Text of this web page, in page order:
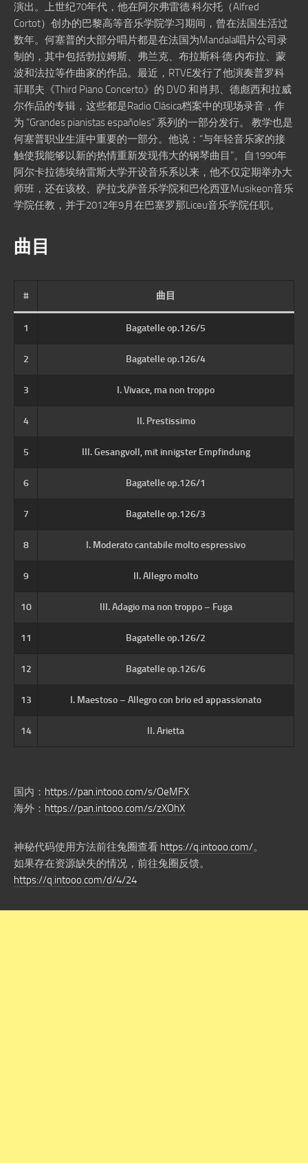
演出。上世纪70年代，他在阿尔弗雷德·科尔托（Alfred
Cortot）创办的巴黎高等音乐学院学习期间，曾在法国生活过
数年。何塞普的大部分唱片都是在法国为Mandala唱片公司录
制的，其中包括勃拉姆斯、弗兰克、布拉斯科·德·内布拉、蒙
波和法拉等作曲家的作品。最近，RTVE发行了他演奏普罗科
菲耶夫《Third Piano Concerto》的 DVD 和肖邦、德彪西和拉威
尔作品的专辑，这些都是Radio Clásica档案中的现场录音，作
为 “Grandes pianistas españoles” 系列的一部分发行。 教学也是
何塞普职业生涯中重要的一部分。他说：“与年轻音乐家的接
触使我能够以新的热情重新发现伟大的钢琴曲目”。自1990年
阿尔卡拉德埃纳雷斯大学开设音乐系以来，他不仅定期举办大
师班，还在该校、萨拉戈萨音乐学院和巴伦西亚Musikeon音乐
学院任教，并于2012年9月在巴塞罗那Liceu音乐学院任职。
曲目
# 曲目
1 Bagatelle op.126/5
2 Bagatelle op.126/4
3 I. Vivace, ma non troppo
4 II. Prestissimo
5 III. Gesangvoll, mit innigster Empfindung
6 Bagatelle op.126/1
7 Bagatelle op.126/3
8 I. Moderato cantabile molto espressivo
9 II. Allegro molto
10 III. Adagio ma non troppo – Fuga
11 Bagatelle op.126/2
12 Bagatelle op.126/6
13 I. Maestoso – Allegro con brio ed appassionato
14 II. Arietta
国内： https://pan.intooo.com/s/OeMFX
海外： https://pan.intooo.com/s/zXOhX
神秘代码使用方法前往兔圈查看 https://q.intooo.com/。
如果存在资源缺失的情况，前往兔圈反馈。
https://q.intooo.com/d/4/24